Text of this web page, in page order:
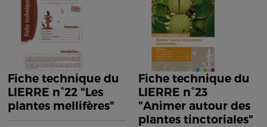
Fiche technique du
LIERRE n°22 "Les
plantes mellifères"
Fiche technique du
LIERRE n°23
"Animer autour des
plantes tinctoriales"